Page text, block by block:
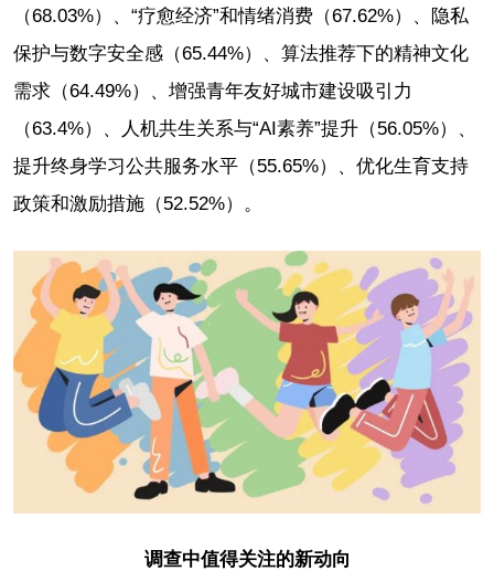
（68.03%）、“疗愈经济”和情绪消费（67.62%）、隐私
保护与数字安全感（65.44%）、算法推荐下的精神文化
需求（64.49%）、增强青年友好城市建设吸引力
（63.4%）、人机共生关系与“AI素养”提升（56.05%）、
提升终身学习公共服务水平（55.65%）、优化生育支持
政策和激励措施（52.52%）。
调查中值得关注的新动向